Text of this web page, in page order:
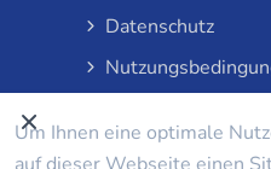
Datenschutz
Um Ihnen eine optimale